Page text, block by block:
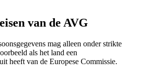
van de AVG
mag alleen onder strikte
als het land een
heeft van de Europese Commissie.